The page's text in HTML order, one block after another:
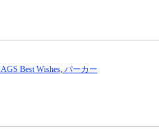
Best Wishes, パーカー